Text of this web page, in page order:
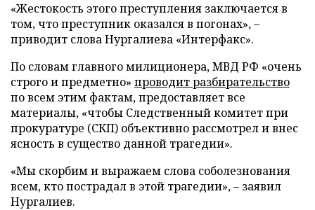
«Жестокость этого преступления заключается в
том, что преступник оказался в погонах», –
приводит слова Нургалиева «Интерфакс».
По словам главного милиционера, МВД РФ «очень
строго и предметно» проводит разбирательство
по всем этим фактам, предоставляет все
материалы, «чтобы Следственный комитет при
прокуратуре (СКП) объективно рассмотрел и внес
ясность в существо данной трагедии».
«Мы скорбим и выражаем слова соболезнования
всем, кто пострадал в этой трагедии», – заявил
Нургалиев.